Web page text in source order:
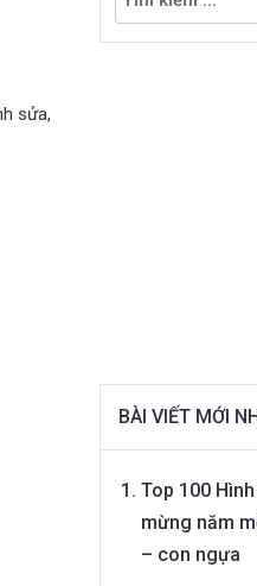
sửa,
kiếm
cho:
BÀI VIẾT MỚI
Top 100
mừng năm
– con ngựa